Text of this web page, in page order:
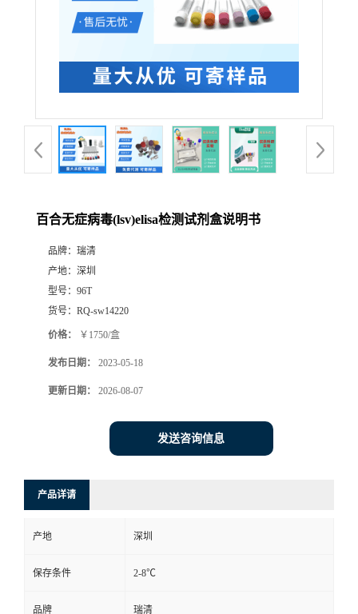
百合无症病毒(lsv)elisa检测试剂盒说明书
品牌： 瑞清
产地： 深圳
型号： 96T
货号： RQ-sw14220
价格： ￥1750/盒
发布日期： 2023-05-18
更新日期： 2026-08-07
发送咨询信息
产品详请
产地 深圳
保存条件 2-8℃
品牌 瑞清